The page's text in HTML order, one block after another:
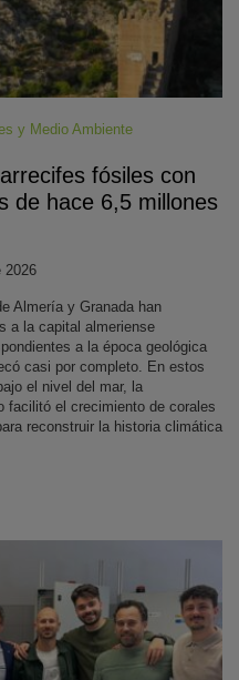
y Medio Ambiente
fósiles con
de hace 6,5 millones
2026
Almería y Granada han
a la capital almeriense
a la época geológica
casi por completo. En estos
el nivel del mar, la
facilitó el crecimiento de corales
reconstruir la historia climática